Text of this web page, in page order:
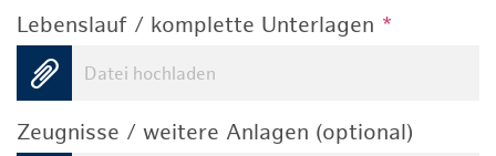
Lebenslauf / komplette Unterlagen *
Datei hochladen
Zeugnisse / weitere Anlagen (optional)